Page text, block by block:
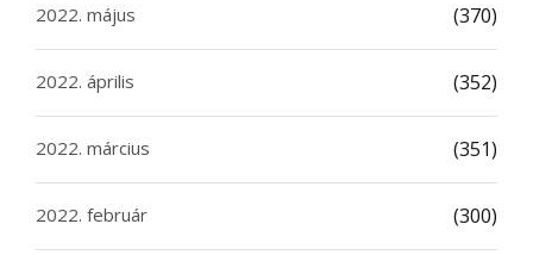
2022. május (370)
2022. április (352)
2022. március (351)
2022. február (300)